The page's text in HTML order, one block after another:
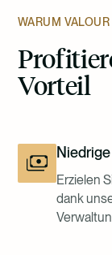
WARUM VALOUR
Vorteil
Erzielen
dank